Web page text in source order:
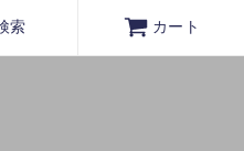
索 カート